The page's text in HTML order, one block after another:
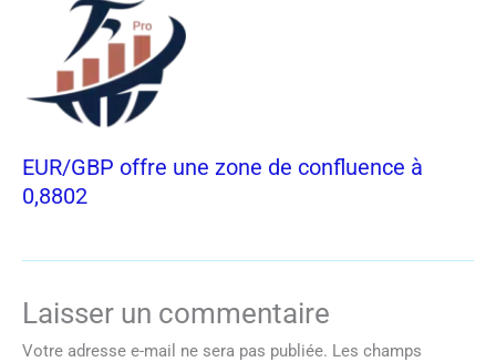
EUR/GBP offre une zone de confluence à
0,8802
Laisser un commentaire
Votre adresse e-mail ne sera pas publiée. Les champs